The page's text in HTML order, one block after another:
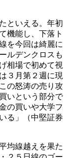
といえる。年初
機能し、下落ト
を今回は綺麗に
ルデンクロスも
相場で初めて視
３月第２週に現
の怒涛の売り攻
いという部分で
の買いや大学フ
る」（中堅証券
均線越えを果た